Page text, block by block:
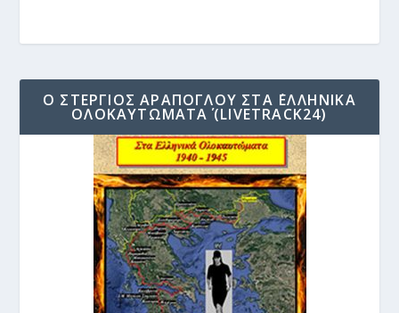
Ο ΣΤΈΡΓΙΟΣ ΑΡΆΠΟΓΛΟΥ ΣΤΑ ΄ΕΛΛΗΝΙΚΆ
ΟΛΟΚΑΥΤΏΜΑΤΑ΄ (LIVETRACK24)